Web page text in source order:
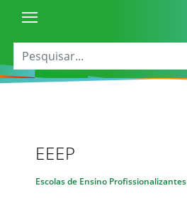
EEEP
Escolas de Ensino Profissionalizantes